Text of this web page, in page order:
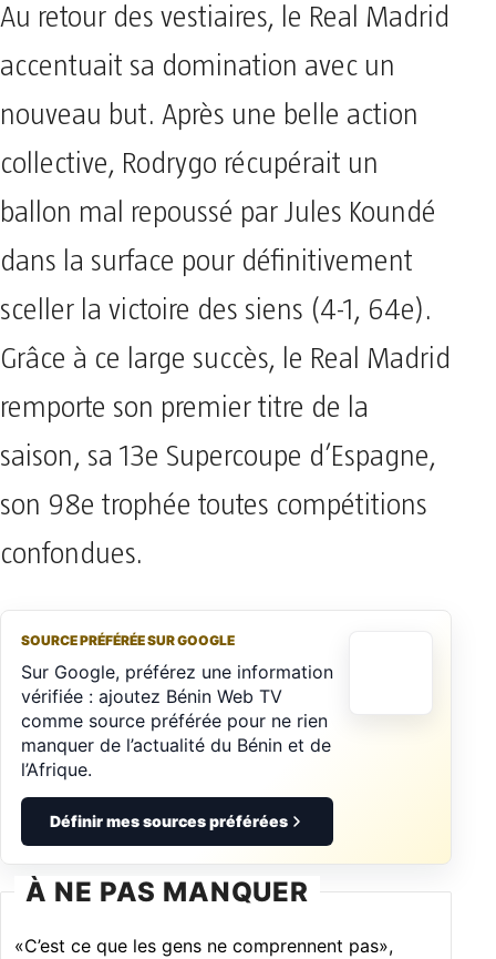
Au retour des vestiaires, le Real Madrid
accentuait sa domination avec un
nouveau but. Après une belle action
collective, Rodrygo récupérait un
ballon mal repoussé par Jules Koundé
dans la surface pour définitivement
sceller la victoire des siens (4-1, 64e).
Grâce à ce large succès, le Real Madrid
remporte son premier titre de la
saison, sa 13e Supercoupe d’Espagne,
son 98e trophée toutes compétitions
confondues.
SOURCE PRÉFÉRÉE SUR GOOGLE
Sur Google, préférez une information
vérifiée : ajoutez Bénin Web TV
comme source préférée pour ne rien
manquer de l’actualité du Bénin et de
l’Afrique.
Définir mes sources préférées
À NE PAS MANQUER
«C’est ce que les gens ne comprennent pas»,